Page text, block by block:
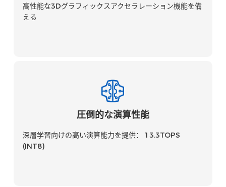
高性能な3Dグラフィックスアクセラレーション機能を備
える
圧倒的な演算性能
深層学習向けの高い演算能力を提供：
13.3TOPS
(INT8)